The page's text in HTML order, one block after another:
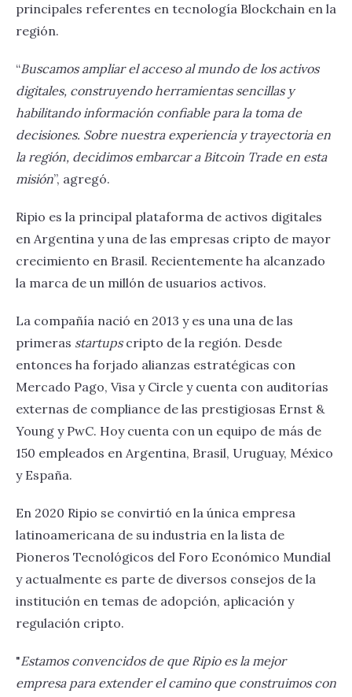
principales referentes en tecnología Blockchain en la
región.
“Buscamos ampliar el acceso al mundo de los activos
digitales, construyendo herramientas sencillas y
habilitando información confiable para la toma de
decisiones. Sobre nuestra experiencia y trayectoria en
la región, decidimos embarcar a Bitcoin Trade en esta
misión”, agregó.
Ripio es la principal plataforma de activos digitales
en Argentina y una de las empresas cripto de mayor
crecimiento en Brasil. Recientemente ha alcanzado
la marca de un millón de usuarios activos.
La compañía nació en 2013 y es una una de las
primeras startupscripto de la región. Desde
entonces ha forjado alianzas estratégicas con
Mercado Pago, Visa y Circle y cuenta con auditorías
externas de compliance de las prestigiosas Ernst &
Young y PwC. Hoy cuenta con un equipo de más de
150 empleados en Argentina, Brasil, Uruguay, México
y España.
En 2020 Ripio se convirtió en la única empresa
latinoamericana de su industria en la lista de
Pioneros Tecnológicos del Foro Económico Mundial
y actualmente es parte de diversos consejos de la
institución en temas de adopción, aplicación y
regulación cripto.
"Estamos convencidos de que Ripio es la mejor
empresa para extender el camino que construimos con